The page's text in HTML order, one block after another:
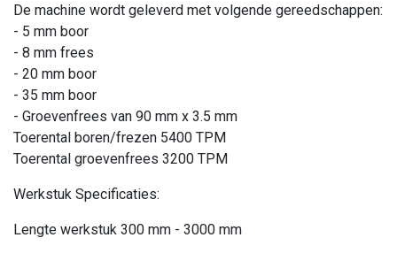
De machine wordt geleverd met volgende gereedschappen:
- 5 mm boor
- 8 mm frees
- 20 mm boor
- 35 mm boor
- Groevenfrees van 90 mm x 3.5 mm
Toerental boren/frezen 5400 TPM
Toerental groevenfrees 3200 TPM
Werkstuk Specificaties:
Lengte werkstuk 300 mm - 3000 mm